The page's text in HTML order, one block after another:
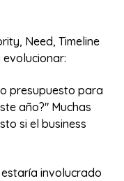
Need, Timeline
presupuesto para
año?" Muchas
si el business
estaría involucrado